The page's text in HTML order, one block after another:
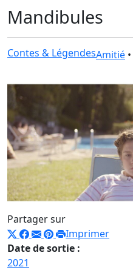
Mandibules
Contes & LégendesAmitié •
Partager sur
Imprimer
Date de sortie :
2021